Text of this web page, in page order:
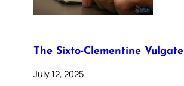
The Sixto-Clementine Vulgate
July 12, 2025